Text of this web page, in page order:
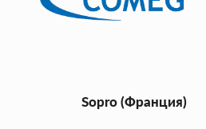
Sopro (Франция)